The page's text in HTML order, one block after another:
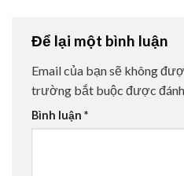
Để lại một bình luận
Email của bạn sẽ không
trường bắt buộc được
Bình luận *